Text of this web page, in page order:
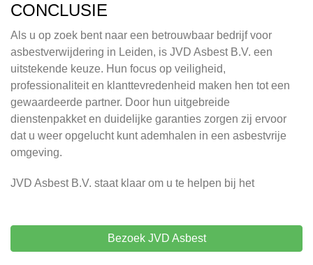
CONCLUSIE
Als u op zoek bent naar een betrouwbaar bedrijf voor
asbestverwijdering in Leiden, is JVD Asbest B.V. een
uitstekende keuze. Hun focus op veiligheid,
professionaliteit en klanttevredenheid maken hen tot een
gewaardeerde partner. Door hun uitgebreide
dienstenpakket en duidelijke garanties zorgen zij ervoor
dat u weer opgelucht kunt ademhalen in een asbestvrije
omgeving.
JVD Asbest B.V. staat klaar om u te helpen bij het
Bezoek JVD Asbest